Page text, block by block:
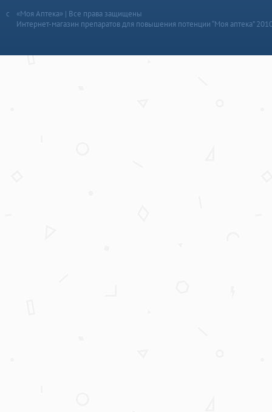
«Моя Аптека» | Все права защищены
Интернет-магазин препаратов для повышения потенции “Моя аптека”